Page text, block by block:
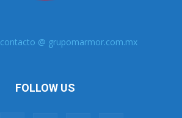
contacto @ grupomarmor.com.mx
FOLLOW US